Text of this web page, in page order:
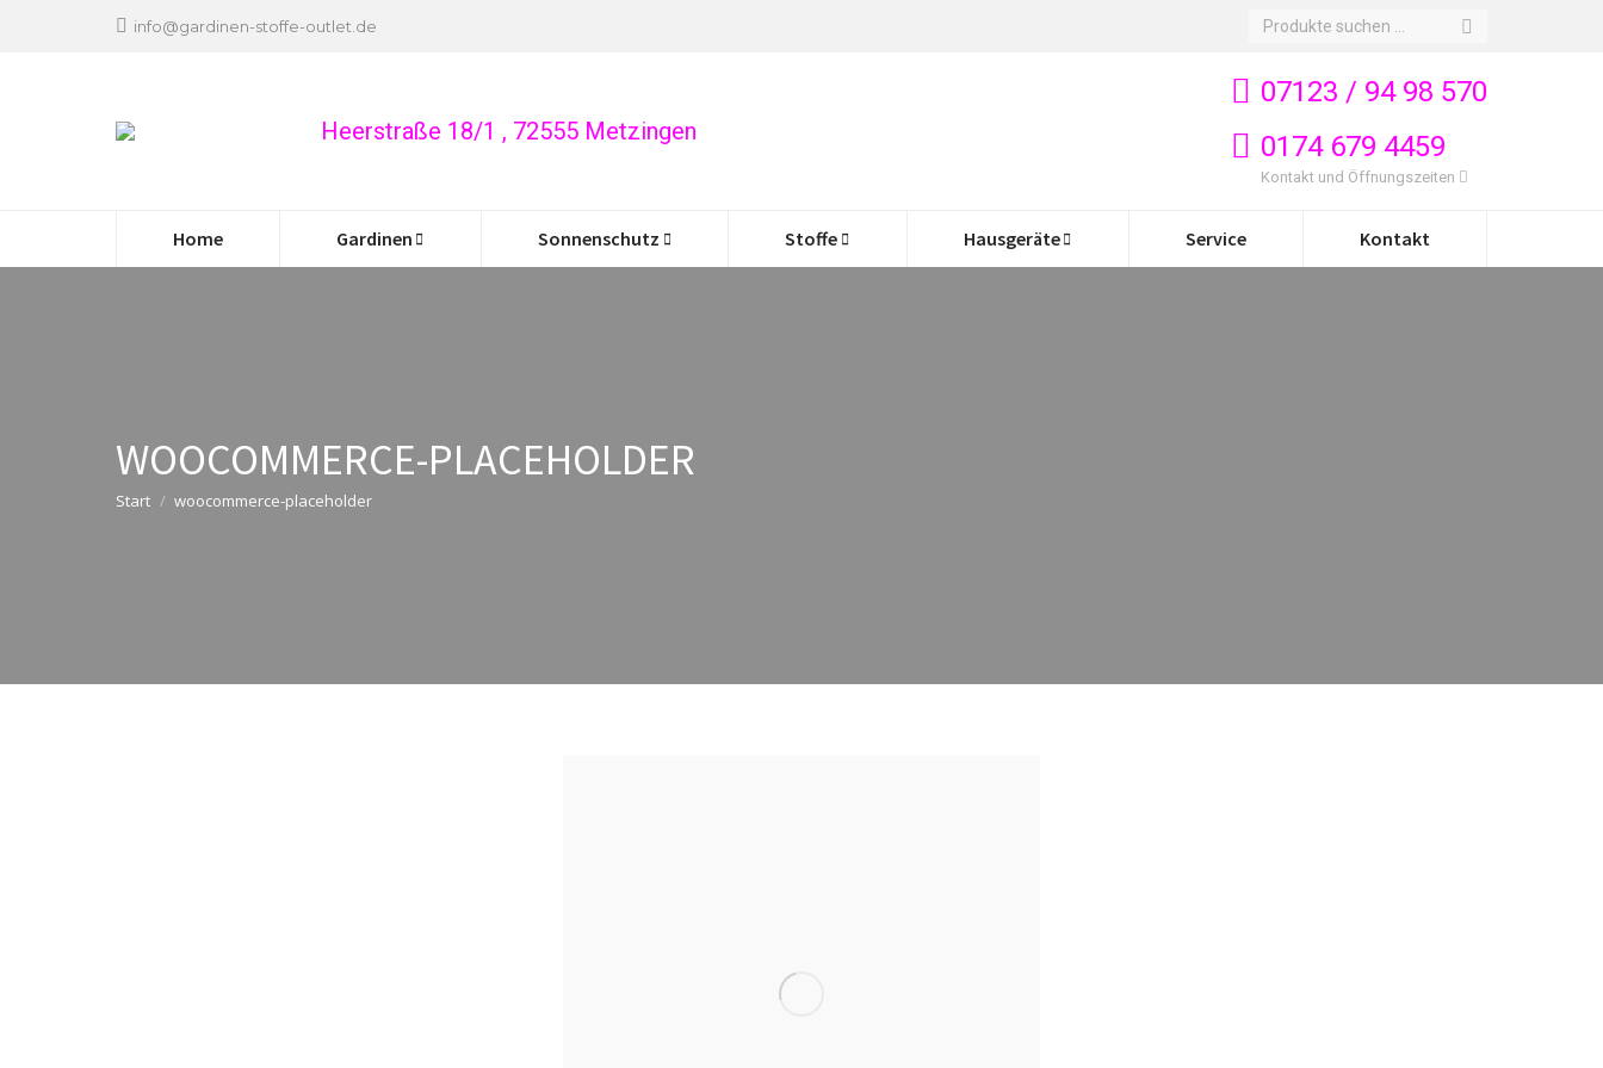
info@gardinen-stoffe-outlet.de Search:
Heerstraße 18/1 , 72555 Metzingen
07123 / 94 98 570
0174 679 4459
Kontakt und Öffnungszeiten
Home Gardinen Sonnenschutz Stoffe Hausgeräte Service Kontakt
WOOCOMMERCE-PLACEHOLDER
Sie befinden sich hier:
Start woocommerce-placeholder